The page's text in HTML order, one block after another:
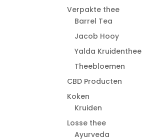
Verpakte thee
Barrel Tea
Jacob Hooy
Yalda Kruidenthee
Theebloemen
CBD Producten
Koken
Kruiden
Losse thee
Ayurveda